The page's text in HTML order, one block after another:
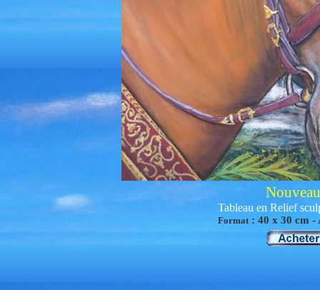
Tableau en Relief
Format : 40 x 30 cm -